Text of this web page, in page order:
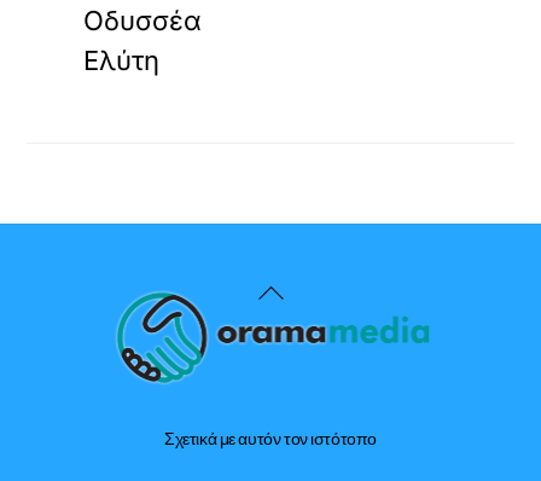
Οδυσσέα
Ελύτη
Back
To
Σχετικά με αυτόν τον ιστότοπο